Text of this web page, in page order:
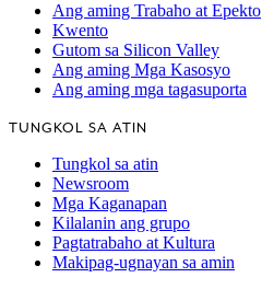
Ang aming Trabaho at Epekto
Kwento
Gutom sa Silicon Valley
Ang aming Mga Kasosyo
Ang aming mga tagasuporta
TUNGKOL SA ATIN
Tungkol sa atin
Newsroom
Mga Kaganapan
Kilalanin ang grupo
Pagtatrabaho at Kultura
Makipag-ugnayan sa amin